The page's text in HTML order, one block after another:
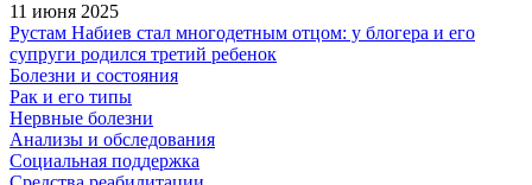
11 июня 2025
Рустам Набиев стал многодетным отцом: у блогера и его
супруги родился третий ребенок
Болезни и состояния
Рак и его типы
Нервные болезни
Анализы и обследования
Социальная поддержка